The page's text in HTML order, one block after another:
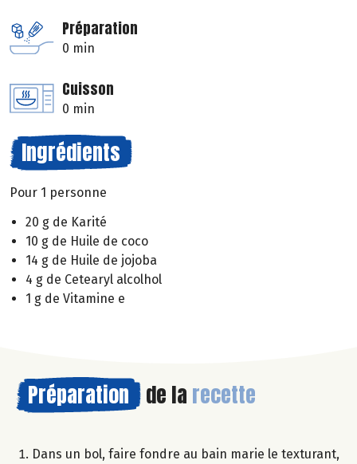
Préparation
0 min
Cuisson
0 min
Ingrédients
Pour 1 personne
20 g de Karité
10 g de Huile de coco
14 g de Huile de jojoba
4 g de Cetearyl alcolhol
1 g de Vitamine e
Préparation de la recette
Dans un bol, faire fondre au bain marie le texturant,